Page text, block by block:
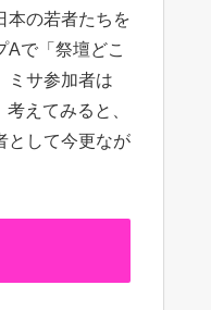
本の若者たちを
で「祭壇どこ
ミサ参加者は
えてみると、
として今更なが